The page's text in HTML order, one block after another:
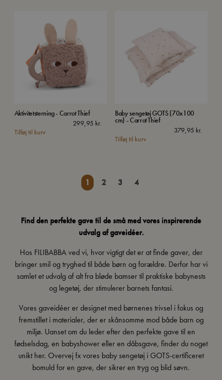
Aktivitetsterning - Carrot Thief
299,95 kr.
Tilføj til kurv
Baby sengetøj GOTS (70x100
cm) - Carrot Thief
379,95 kr.
Tilføj til kurv
1 2 3 4
Find den perfekte gave til de små med vores inspirerende
udvalg af gaveidéer.
Hos FILIBABBA ved vi, hvor vigtigt det er at finde gaver, der
bringer smil og tryghed til både børn og forældre. Derfor har vi
samlet et udvalg af alt fra bløde bamsertil praktiske babynests
og legetøj, der stimulerer barnets fantasi.
Vores gaveidéer er designet med børnenes trivsel i fokus og
fremstillet i materialer, der er skånsomme mod både barn og
miljø. Uanset om du leder efter den perfekte gave til en
fødselsdag, en babyshower eller en dåbsgave, finder du noget
unikt her. Overvej fx vores baby sengetøj i GOTS-certificeret
bomuldfor en gave, der sikrer en tryg og blid søvn.